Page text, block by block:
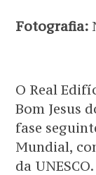
Fotografia:
O Real
Bom Jesus
fase
Mundial,
da UNESCO.